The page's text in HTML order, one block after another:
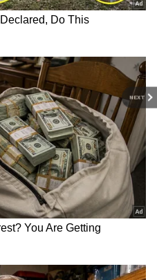
NEXT